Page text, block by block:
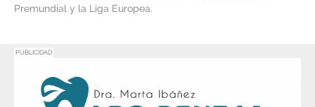
Premundial y la Liga Europea.
PUBLICIDAD